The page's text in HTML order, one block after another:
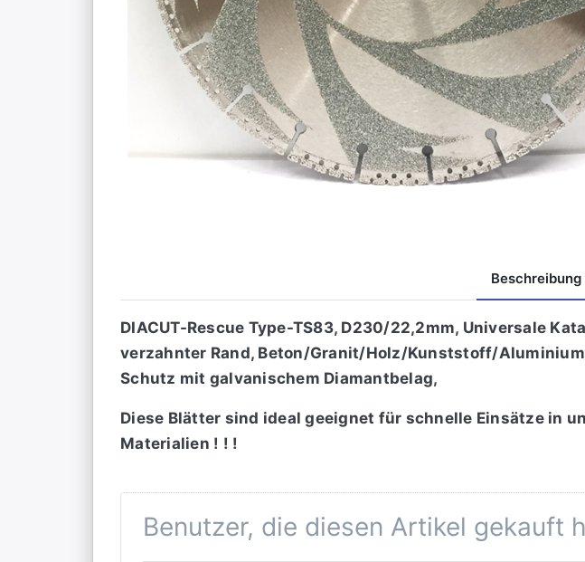
Beschreibung
DIACUT-Rescue Type-TS83, D230/22,2mm, Universale
verzahnter Rand, Beton/Granit/Holz/Kunststoff/
Schutz mit galvanischem Diamantbelag,
Diese Blätter sind ideal geeignet für schnelle Einsätze in
Materialien ! ! !
Benutzer, die diesen Artikel gekauft